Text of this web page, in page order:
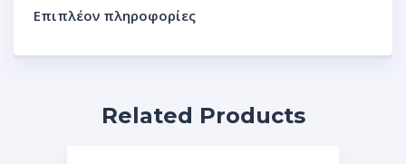
Επιπλέον πληροφορίες
Related Products